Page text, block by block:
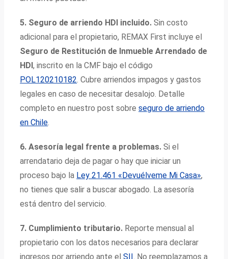
5. Seguro de arriendo HDI incluido. Sin costo
adicional para el propietario, REMAX First incluye el
Seguro de Restitución de Inmueble Arrendado de
HDI, inscrito en la CMF bajo el código
POL120210182. Cubre arriendos impagos y gastos
legales en caso de necesitar desalojo. Detalle
completo en nuestro post sobreseguro de arriendo
en Chile.
6. Asesoría legal frente a problemas. Si el
arrendatario deja de pagar o hay que iniciar un
proceso bajo la Ley 21.461 «Devuélveme Mi Casa»,
no tienes que salir a buscar abogado. La asesoría
está dentro del servicio.
7. Cumplimiento tributario. Reporte mensual al
propietario con los datos necesarios para declarar
ingresos por arriendo ante elSII. No reemplazamos a